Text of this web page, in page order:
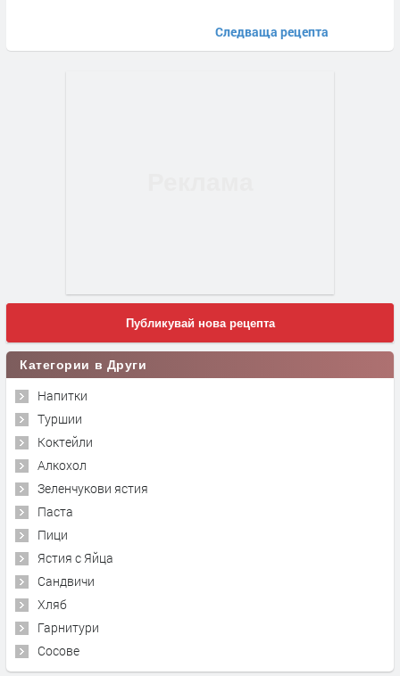
Следваща рецепта
Публикувай нова рецепта
Категории в Други
Напитки
Туршии
Коктейли
Алкохол
Зеленчукови ястия
Паста
Пици
Ястия с Яйца
Сандвичи
Хляб
Гарнитури
Сосове